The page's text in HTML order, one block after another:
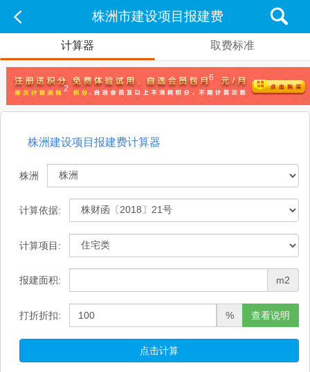
株洲市建设项目报建费
计算器 取费标准
6
2
株洲建设项目报建费计算器
株洲
计算依据:
计算项目:
报建面积: m2
打折折扣: % 查看说明
点击计算